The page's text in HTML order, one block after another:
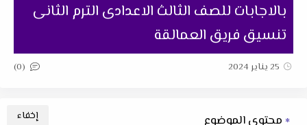
بالاجابات للصف الثالث الاعدادى الترم الثانى
تنسيق فريق العمالقة
25 يناير 2024 (0)
محتوى الموضوع